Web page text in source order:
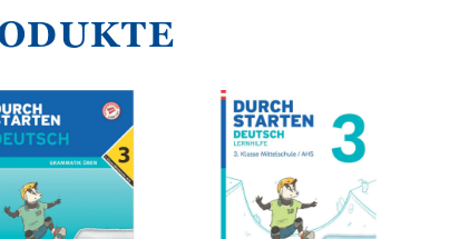
Zur
Wunschliste
Zur
Wunschliste
hinzufügen